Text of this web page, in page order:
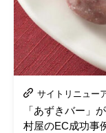
サイトリニュー
「あずきバー」
村屋のEC成功事